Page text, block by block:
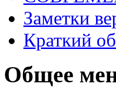
Заметки
Краткий
Общее